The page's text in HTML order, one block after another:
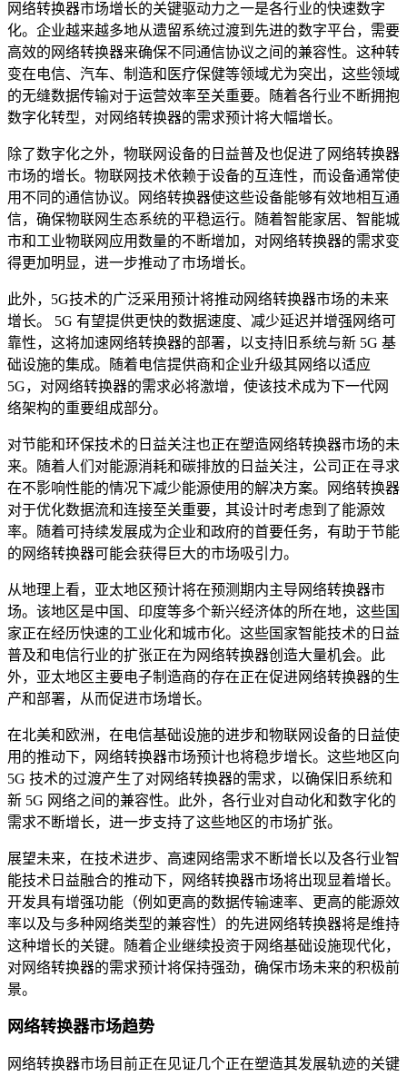
网络转换器市场增长的关键驱动力之一是各行业的快速数​​字
化。企业越来越多地从遗留系统过渡到先进的数字平台，需要
高效的网络转换器来确保不同通信协议之间的兼容性。这种转
变在电信、汽车、制造和医疗保健等领域尤为突出，这些领域
的无缝数据传输对于运营效率至关重要。随着各行业不断拥抱
数字化转型，对网络转换器的需求预计将大幅增长。
除了数字化之外，物联网设备的日益普及也促进了网络转换器
市场的增长。物联网技术依赖于设备的互连性，而设备通常使
用不同的通信协议。网络转换器使这些设备能够有效地相互通
信，确保物联网生态系统的平稳运行。随着智能家居、智能城
市和工业物联网应用数量的不断增加，对网络转换器的需求变
得更加明显，进一步推动了市场增长。
此外，5G技术的广泛采用预计将推动网络转换器市场的未来
增长。 5G 有望提供更快的数据速度、减少延迟并增强网络可
靠性，这将加速网络转换器的部署，以支持旧系统与新 5G 基
础设施的集成。随着电信提供商和企业升级其网络以适应
5G，对网络转换器的需求必将激增，使该技术成为下一代网
络架构的重要组成部分。
对节能和环保技术的日益关注也正在塑造网络转换器市场的未
来。随着人们对能源消耗和碳排放的日益关注，公司正在寻求
在不影响性能的情况下减少能源使用的解决方案。网络转换器
对于优化数据流和连接至关重要，其设计时考虑到了能源效
率。随着可持续发展成为企业和政府的首要任务，有助于节能
的网络转换器可能会获得巨大的市场吸引力。
从地理上看，亚太地区预计将在预测期内主导网络转换器市
场。该地区是中国、印度等多个新兴经济体的所在地，这些国
家正在经历快速的工业化和城市化。这些国家智能技术的日益
普及和电信行业的扩张正在为网络转换器创造大量机会。此
外，亚太地区主要电子制造商的存在正在促进网络转换器的生
产和部署，从而促进市场增长。
在北美和欧洲，在电信基础设施的进步和物联网设备的日益使
用的推动下，网络转换器市场预计也将稳步增长。这些地区向
5G 技术的过渡产生了对网络转换器的需求，以确保旧系统和
新 5G 网络之间的兼容性。此外，各行业对自动化和数字化的
需求不断增长，进一步支持了这些地区的市场扩张。
展望未来，在技术进步、高速网络需求不断增长以及各行业智
能技术日益融合的推动下，网络转换器市场将出现显着增长。
开发具有增强功能（例如更高的数据传输速率、更高的能源效
率以及与多种网络类型的兼容性）的先进网络转换器将是维持
这种增长的关键。随着企业继续投资于网络基础设施现代化，
对网络转换器的需求预计将保持强劲，确保市场未来的积极前
景。
网络转换器市场趋势
网络转换器市场目前正在见证几个正在塑造其发展轨迹的关键